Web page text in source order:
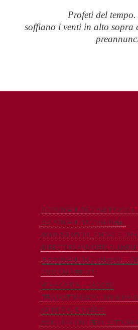
Profeti del
soffiano i venti in alto
RESPONSABILITÀ CIVILE
RESPONSABILITÀ CIVILE DEGLI
AMMINISTRATORI, SINDACI E
(DIRECTORS AND OFFICIAL
RESPONSABILITÀ CIVILE
CAUZIONI/CREDITI
VITA A CAPITALIZZAZIONE
TFM (TRATTAMENTO DI FINE
ATTIVITÀ ALBERGHIERE
ASSICURAZIONE PER IL SETTORE